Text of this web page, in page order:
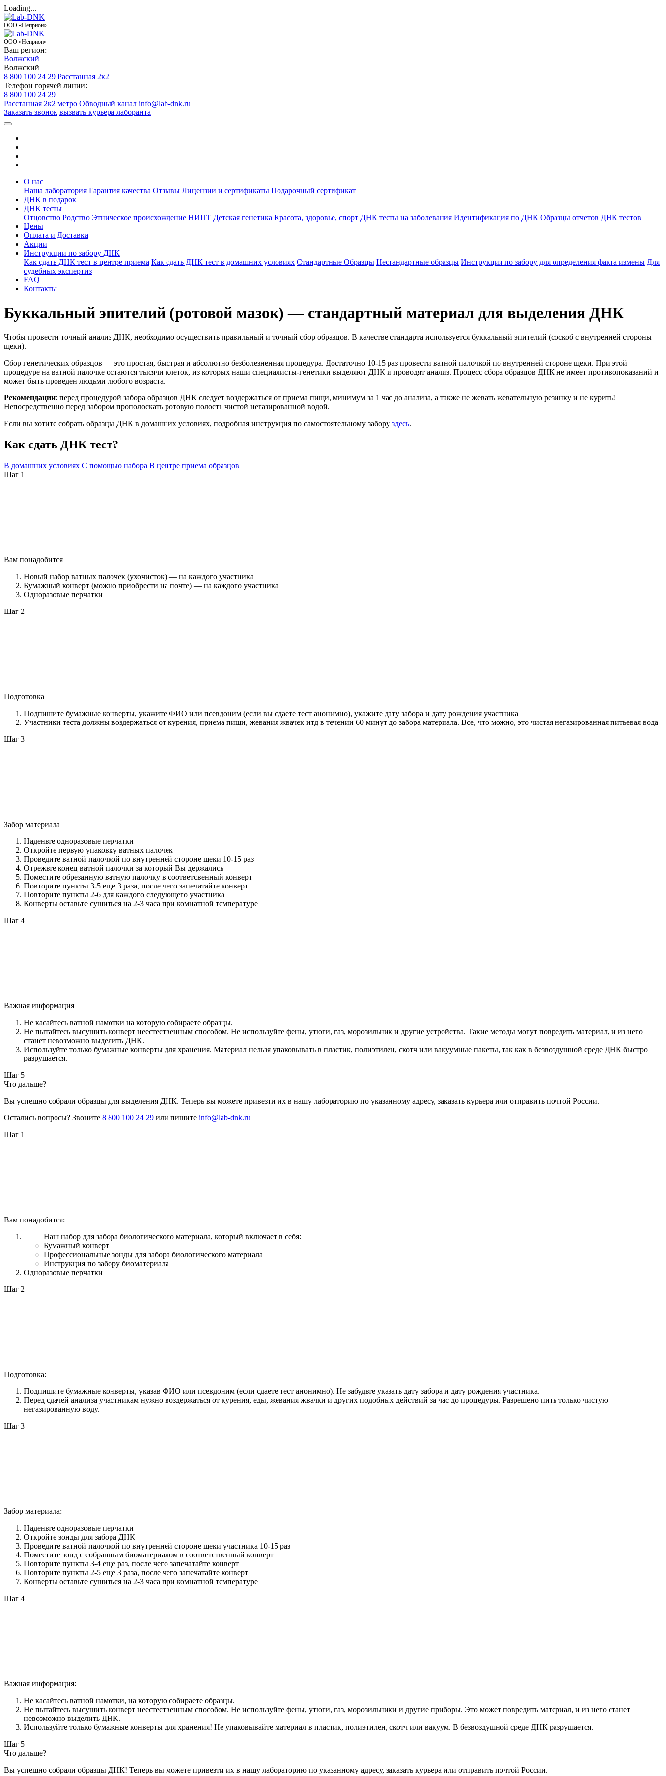
Loading...
ООО «Неприон»
ООО «Неприон»
Ваш регион:
Волжский
Волжский
8 800 100 24 29 Расстанная 2к2
Телефон горячей линии:
8 800 100 24 29
Расстанная 2к2 метро Обводный канал info@lab-dnk.ru
Заказать звонок вызвать курьера лаборанта
О нас
Наша лаборатория Гарантия качества Отзывы Лицензии и сертификаты Подарочный сертификат
ДНК в подарок
ДНК тесты
Отцовство Родство Этническое происхождение НИПТ Детская генетика Красота, здоровье, спорт ДНК тесты на заболевания Идентификация по ДНК Образцы отчетов ДНК тестов
Цены
Оплата и Доставка
Акции
Инструкции по забору ДНК
Как сдать ДНК тест в центре приема Как сдать ДНК тест в домашних условиях Стандартные Образцы Нестандартные образцы Инструкция по забору для определения факта измены Для
судебных экспертиз
FAQ
Контакты
Буккальный эпителий (ротовой мазок) — стандартный материал для выделения ДНК
Чтобы провести точный анализ ДНК, необходимо осуществить правильный и точный сбор образцов. В качестве стандарта используется буккальный эпителий (соскоб с внутренней стороны
щеки).
Сбор генетических образцов — это простая, быстрая и абсолютно безболезненная процедура. Достаточно 10-15 раз провести ватной палочкой по внутренней стороне щеки. При этой
процедуре на ватной палочке остаются тысячи клеток, из которых наши специалисты-генетики выделяют ДНК и проводят анализ. Процесс сбора образцов ДНК не имеет противопоказаний и
может быть проведен людьми любого возраста.
Рекомендации: перед процедурой забора образцов ДНК следует воздержаться от приема пищи, минимум за 1 час до анализа, а также не жевать жевательную резинку и не курить!
Непосредственно перед забором прополоскать ротовую полость чистой негазированной водой.
Если вы хотите собрать образцы ДНК в домашних условиях, подробная инструкция по самостоятельному забору здесь.
Как сдать ДНК тест?
В домашних условиях С помощью набора В центре приема образцов
Шаг 1
Вам понадобится
Новый набор ватных палочек (ухочисток) — на каждого участника
Бумажный конверт (можно приобрести на почте) — на каждого участника
Одноразовые перчатки
Шаг 2
Подготовка
Подпишите бумажные конверты, укажите ФИО или псевдоним (если вы сдаете тест анонимно), укажите дату забора и дату рождения участника
Участники теста должны воздержаться от курения, приема пищи, жевания жвачек итд в течении 60 минут до забора материала. Все, что можно, это чистая негазированная питьевая вода
Шаг 3
Забор материала
Наденьте одноразовые перчатки
Откройте первую упаковку ватных палочек
Проведите ватной палочкой по внутренней стороне щеки 10-15 раз
Отрежьте конец ватной палочки за который Вы держались
Поместите обрезанную ватную палочку в соответсвенный конверт
Повторите пункты 3-5 еще 3 раза, после чего запечатайте конверт
Повторите пункты 2-6 для каждого следующего участника
Конверты оставьте сушиться на 2-3 часа при комнатной температуре
Шаг 4
Важная информация
Не касайтесь ватной намотки на которую собираете образцы.
Не пытайтесь высушить конверт неестественным способом. Не используйте фены, утюги, газ, морозильник и другие устройства. Такие методы могут повредить материал, и из него
станет невозможно выделить ДНК.
Используйте только бумажные конверты для хранения. Материал нельзя упаковывать в пластик, полиэтилен, скотч или вакуумные пакеты, так как в безвоздушной среде ДНК быстро
разрушается.
Шаг 5
Что дальше?
Вы успешно собрали образцы для выделения ДНК. Теперь вы можете привезти их в нашу лабораторию по указанному адресу, заказать курьера или отправить почтой России.
Остались вопросы? Звоните 8 800 100 24 29 или пишите info@lab-dnk.ru
Шаг 1
Вам понадобится:
Наш набор для забора биологического материала, который включает в себя:
Бумажный конверт
Профессиональные зонды для забора биологического материала
Инструкция по забору биоматериала
Одноразовые перчатки
Шаг 2
Подготовка:
Подпишите бумажные конверты, указав ФИО или псевдоним (если сдаете тест анонимно). Не забудьте указать дату забора и дату рождения участника.
Перед сдачей анализа участникам нужно воздержаться от курения, еды, жевания жвачки и других подобных действий за час до процедуры. Разрешено пить только чистую
негазированную воду.
Шаг 3
Забор материала:
Наденьте одноразовые перчатки
Откройте зонды для забора ДНК
Проведите ватной палочкой по внутренней стороне щеки участника 10-15 раз
Поместите зонд с собранным биоматериалом в соответственный конверт
Повторите пункты 3-4 еще раз, после чего запечатайте конверт
Повторите пункты 2-5 еще 3 раза, после чего запечатайте конверт
Конверты оставьте сушиться на 2-3 часа при комнатной температуре
Шаг 4
Важная информация:
Не касайтесь ватной намотки, на которую собираете образцы.
Не пытайтесь высушить конверт неестественным способом. Не используйте фены, утюги, газ, морозильники и другие приборы. Это может повредить материал, и из него станет
невозможно выделить ДНК.
Используйте только бумажные конверты для хранения! Не упаковывайте материал в пластик, полиэтилен, скотч или вакуум. В безвоздушной среде ДНК разрушается.
Шаг 5
Что дальше?
Вы успешно собрали образцы ДНК! Теперь вы можете привезти их в нашу лабораторию по указанному адресу, заказать курьера или отправить почтой России.